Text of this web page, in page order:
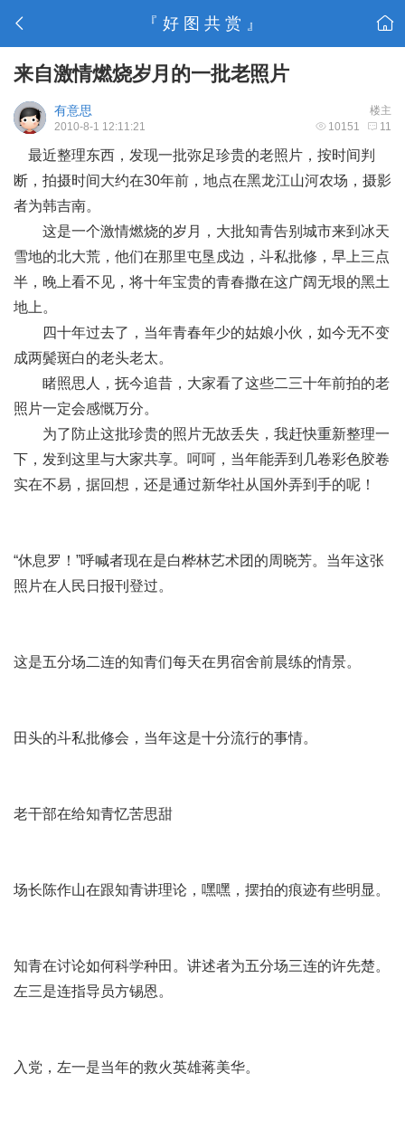
『 好 图 共 赏 』
来自激情燃烧岁月的一批老照片
楼主
有意思
10151 11
2010-8-1 12:11:21
最近整理东西，发现一批弥足珍贵的老照片，按时间判
断，拍摄时间大约在30年前，地点在黑龙江山河农场，摄影
者为韩吉南。
这是一个激情燃烧的岁月，大批知青告别城市来到冰天
雪地的北大荒，他们在那里屯垦戍边，斗私批修，早上三点
半，晚上看不见，将十年宝贵的青春撒在这广阔无垠的黑土
地上。
四十年过去了，当年青春年少的姑娘小伙，如今无不变
成两鬓斑白的老头老太。
睹照思人，抚今追昔，大家看了这些二三十年前拍的老
照片一定会感慨万分。
为了防止这批珍贵的照片无故丢失，我赶快重新整理一
下，发到这里与大家共享。呵呵，当年能弄到几卷彩色胶卷
实在不易，据回想，还是通过新华社从国外弄到手的呢！
“休息罗！”呼喊者现在是白桦林艺术团的周晓芳。当年这张
照片在人民日报刊登过。
这是五分场二连的知青们每天在男宿舍前晨练的情景。
田头的斗私批修会，当年这是十分流行的事情。
老干部在给知青忆苦思甜
场长陈作山在跟知青讲理论，嘿嘿，摆拍的痕迹有些明显。
知青在讨论如何科学种田。讲述者为五分场三连的许先楚。
左三是连指导员方锡恩。
入党，左一是当年的救火英雄蒋美华。